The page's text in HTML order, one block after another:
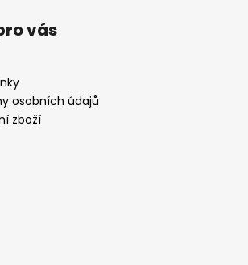
vás
osobních údajů
zboží